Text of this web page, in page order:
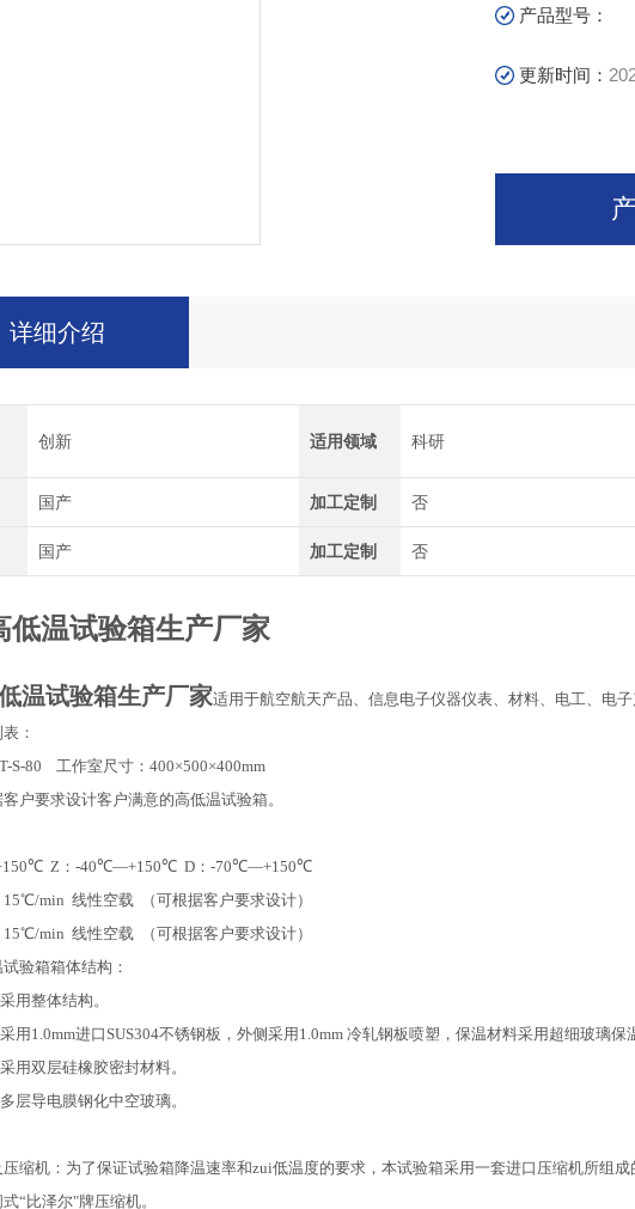
产品型号：
更新时间：
详细介绍
创新 适用领域 科研
国产 加工定制 否
国产 加工定制 否
低温试验箱生产厂家
温试验箱生产厂家适用于航空航天产品、信息电子仪器仪表、材料、电工、电
：
S-80 工作室尺寸：400×500×400mm
户要求设计客户满意的高低温试验箱。
Z：-40℃—+150℃ D：-70℃—+150℃
min 线性空载 （可根据客户要求设计）
min 线性空载 （可根据客户要求设计）
验箱箱体结构：
用整体结构。
用1.0mm进口SUS304不锈钢板，外侧采用1.0mm 冷轧钢板喷塑，保温材料采用超细玻璃保
用双层硅橡胶密封材料。
层导电膜钢化中空玻璃。
缩机：为了保证试验箱降温速率和zui低温度的要求，本试验箱采用一套进口压缩机所组
“比泽尔"牌压缩机。